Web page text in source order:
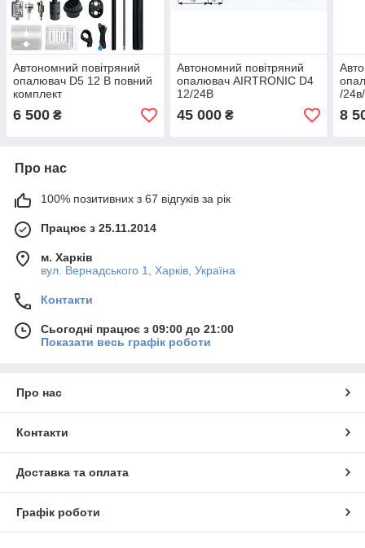
Автономний повітряний
опалювач D5 12 В повний
комплект
6 500 ₴
Автономний повітряний
опалювач AIRTRONIC D4
12/24В
45 000₴
/
8
Про нас
100% позитивних з 67 відгуків за рік
Працює з 25.11.2014
м. Харків
вул. Вернадського 1, Харків, Україна
Контакти
Сьогодні працює з 09:00 до 21:00
Показати весь графік роботи
Про нас
Контакти
Доставка та оплата
Графік роботи